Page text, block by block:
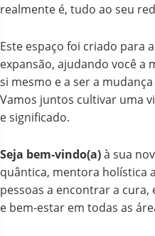
realmente é, tudo ao seu
Este espaço foi criado para
expansão, ajudando você a
si mesmo e a ser a
Vamos juntos cultivar uma
e significado.
Seja bem-vindo(a)à sua
quântica, mentora holística
pessoas a encontrar a
e bem-estar em todas as